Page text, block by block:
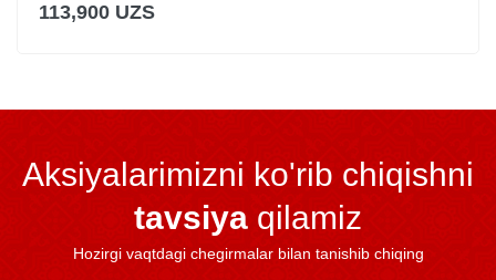
113,900 UZS
Aksiyalarimizni ko'rib chiqishni
tavsiya qilamiz
Hozirgi vaqtdagi chegirmalar bilan tanishib chiqing